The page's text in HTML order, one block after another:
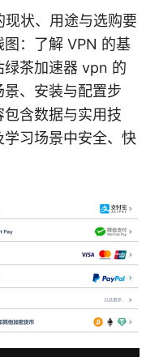
状、用途与选购要
：了解 VPN 的基
绿茶加速器 vpn 的
、安装与配置步
含数据与实用技
习场景中安全、快